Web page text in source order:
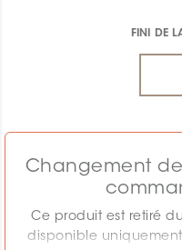
FINI DE
Changement
Ce produit est retiré
disponible